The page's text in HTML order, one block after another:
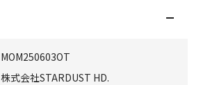
MOM250603OT
株式会社STARDUST HD.